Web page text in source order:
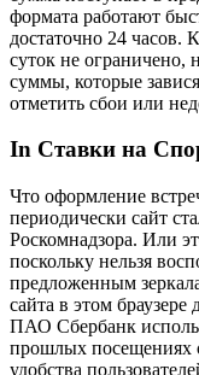
формата работают
достаточно 24 часов.
суток не ограничено,
суммы, которые
отметить сбои или
In Ставки на
Что оформление
периодически сайт
Роскомнадзора. Или
поскольку нельзя
предложенным
сайта в этом
ПАО Сбербанк
прошлых посещениях
удобства